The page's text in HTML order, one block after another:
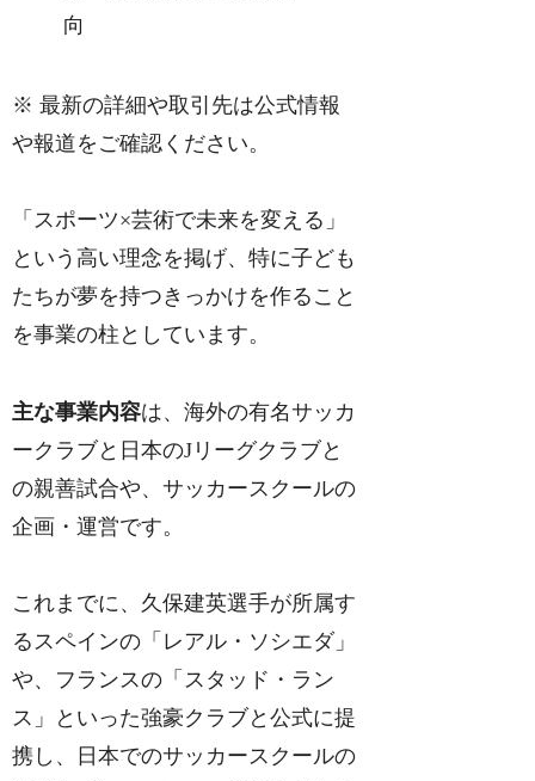
向
※ 最新の詳細や取引先は公式情報
や報道をご確認ください。
「スポーツ×芸術で未来を変える」
という高い理念を掲げ、特に子ども
たちが夢を持つきっかけを作ること
を事業の柱としています。
主な事業内容は、海外の有名サッカ
ークラブと日本のJリーグクラブと
の親善試合や、サッカースクールの
企画・運営です。
これまでに、久保建英選手が所属す
るスペインの「レアル・ソシエダ」
や、フランスの「スタッド・ラン
ス」といった強豪クラブと公式に提
携し、日本でのサッカースクールの